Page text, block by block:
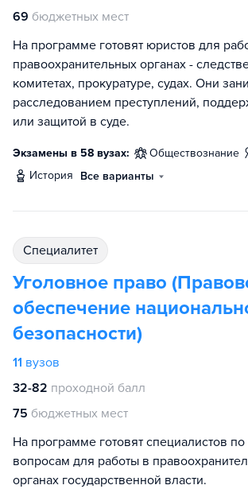
69 бюджетных мест
На программе готовят юристов для
правоохранительных органах -
комитетах, прокуратуре, судах. Они
расследованием преступлений,
или защитой в суде.
Экзамены в 58 вузах: обществознание
история
Все варианты
специалитет
Уголовное право
обеспечение
безопасности)
11 вузов
32-82 проходной балл
75 бюджетных мест
На программе готовят специалистов
вопросам для работы в
органах государственной власти.